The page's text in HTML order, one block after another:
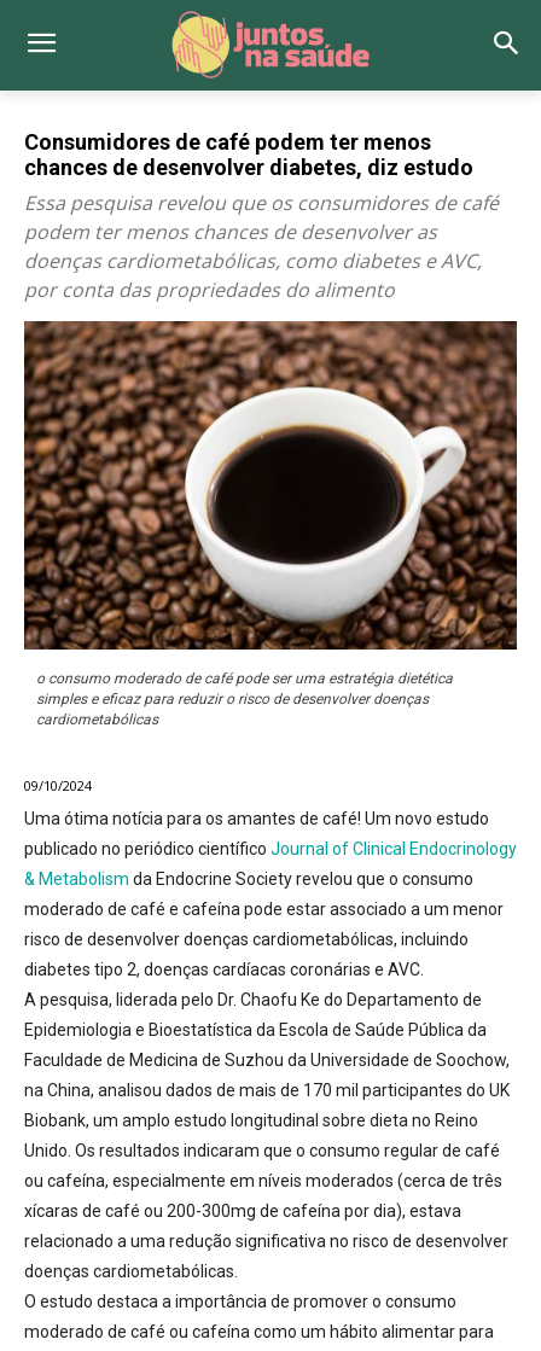
Consumidores de café podem ter menos
chances de desenvolver diabetes, diz estudo
Essa pesquisa revelou que os consumidores de café
podem ter menos chances de desenvolver as
doenças cardiometabólicas, como diabetes e AVC,
por conta das propriedades do alimento
o consumo moderado de café pode ser uma estratégia dietética
simples e eficaz para reduzir o risco de desenvolver doenças
cardiometabólicas
09/10/2024
Uma ótima notícia para os amantes de café! Um novo estudo
publicado no periódico científico Journal of Clinical Endocrinology
& Metabolism da Endocrine Society revelou que o consumo
moderado de café e cafeína pode estar associado a um menor
risco de desenvolver doenças cardiometabólicas, incluindo
diabetes tipo 2, doenças cardíacas coronárias e AVC.
A pesquisa, liderada pelo Dr. Chaofu Ke do Departamento de
Epidemiologia e Bioestatística da Escola de Saúde Pública da
Faculdade de Medicina de Suzhou da Universidade de Soochow,
na China, analisou dados de mais de 170 mil participantes do UK
Biobank, um amplo estudo longitudinal sobre dieta no Reino
Unido. Os resultados indicaram que o consumo regular de café
ou cafeína, especialmente em níveis moderados (cerca de três
xícaras de café ou 200-300mg de cafeína por dia), estava
relacionado a uma redução significativa no risco de desenvolver
doenças cardiometabólicas.
O estudo destaca a importância de promover o consumo
moderado de café ou cafeína como um hábito alimentar para